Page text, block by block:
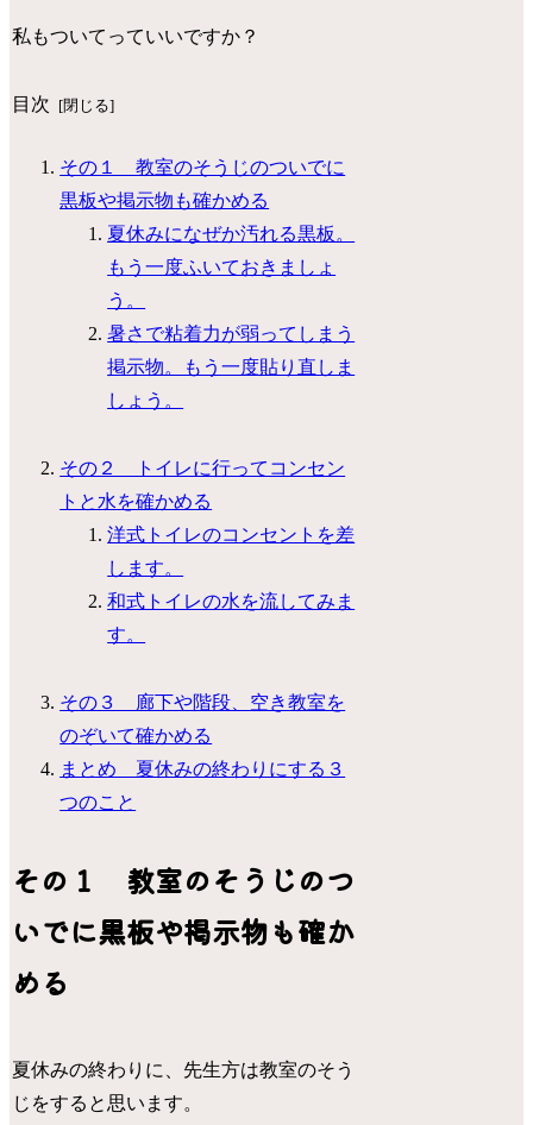
私もついてっていいですか？
目次
その１ 教室のそうじのついでに
黒板や掲示物も確かめる
夏休みになぜか汚れる黒板。
もう一度ふいておきましょ
う。
暑さで粘着力が弱ってしまう
掲示物。もう一度貼り直しま
しょう。
その２ トイレに行ってコンセン
トと水を確かめる
洋式トイレのコンセントを差
します。
和式トイレの水を流してみま
す。
その３ 廊下や階段、空き教室を
のぞいて確かめる
まとめ 夏休みの終わりにする３
つのこと
その１ 教室のそうじのつ
いでに黒板や掲示物も確か
める
夏休みの終わりに、先生方は教室のそう
じをすると思います。